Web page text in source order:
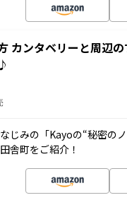
カンタベリーと周辺
じみの「Kayoの“秘密の
舎町をご紹介！